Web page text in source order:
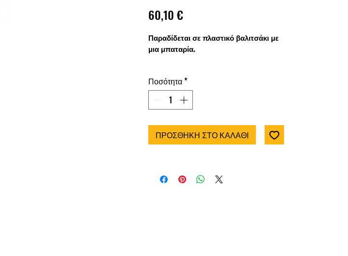
60,10 €
Παραδίδεται σε πλαστικό βαλιτσάκι με
μια μπαταρία.
υψηλής ακρίβειας,
Quick-stop
Δεξιόστροφο/Αριστερόστροφο,
Μεταλλικά γρανάζια.
Ποσότητα*
ΠΡΟΣΘΗΚΗ ΣΤΟ ΚΑΛΑΘΙ